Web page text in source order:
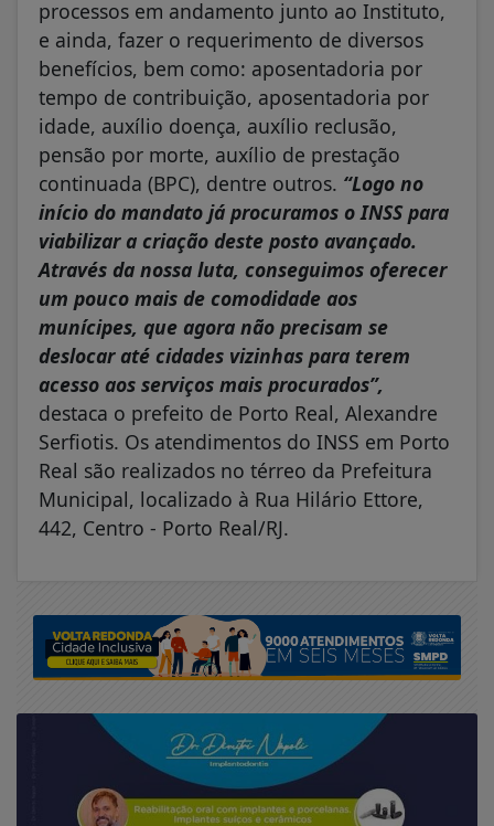
processos em andamento junto ao Instituto,
e ainda, fazer o requerimento de diversos
benefícios, bem como: aposentadoria por
tempo de contribuição, aposentadoria por
idade, auxílio doença, auxílio reclusão,
pensão por morte, auxílio de prestação
continuada (BPC), dentre outros. “Logo no
início do mandato já procuramos o INSS para
viabilizar a criação deste posto avançado.
Através da nossa luta, conseguimos oferecer
um pouco mais de comodidade aos
munícipes, que agora não precisam se
deslocar até cidades vizinhas para terem
acesso aos serviços mais procurados”,
destaca o prefeito de Porto Real, Alexandre
Serfiotis. Os atendimentos do INSS em Porto
Real são realizados no térreo da Prefeitura
Municipal, localizado à Rua Hilário Ettore,
442, Centro - Porto Real/RJ.